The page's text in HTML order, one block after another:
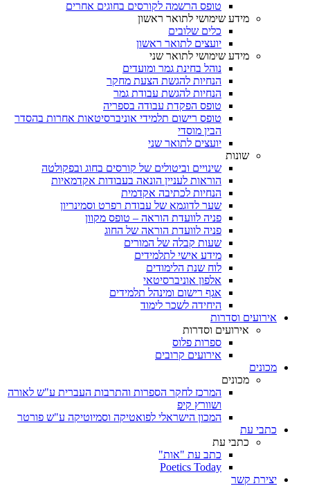
טופס הרשמה לקורסים בחוגים אחרים
מידע שימושי לתואר ראשון
כלים שלובים
יועצים לתואר ראשון
מידע שימושי לתואר שני
נוהל בחינת גמר ומועדים
הנחיות להגשת הצעת מחקר
הנחיות להגשת עבודת גמר
טופס הפקדת עבודה בספריה
טופס רישום תלמידי אוניברסיטאות אחרות בהסדר
הבין מוסדי
יועצים לתואר שני
שונות
שינויים וביטולים של קורסים בחוג ובפקולטה
הוראות לעניין הונאה בעבודות אקדמאיות
הנחיות לכתיבה אקדמית
שער לדוגמא של עבודת רפרט וסמינריון
פניה לוועדת הוראה – טופס מקוון
פניה לוועדת הוראה של החוג
שעות קבלה של המורים
מידע אישי לתלמידים
לוח שנת הלימודים
אלפון אוניברסיטאי
אגף רישום ומינהל תלמידים
היחידה לשכר לימוד
אירועים וסדרות
אירועים וסדרות
ספרות פלוס
אירועים קרובים
מכונים
מכונים
המרכז לחקר הספרות והתרבות העברית ע"ש לאורה
ושוורץ קיפ
המכון הישראלי לפואטיקה וסמיוטיקה ע"ש פורטר
כתבי עת
כתבי עת
כתב עת "אות"
Poetics Today
יצירת קשר